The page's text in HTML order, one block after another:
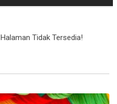
Halaman Tidak Tersedia!